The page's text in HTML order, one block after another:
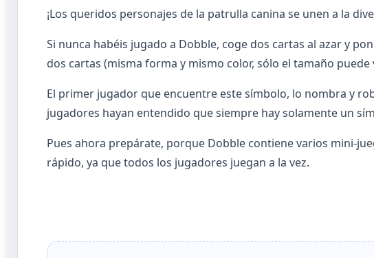
¡Los queridos personajes de la patrulla canina se unen a la
Si nunca habéis jugado a Dobble, coge dos cartas al azar y
dos cartas (misma forma y mismo color, sólo el tamaño puede
El primer jugador que encuentre este símbolo, lo nombra y
jugadores hayan entendido que siempre hay solamente un
Pues ahora prepárate, porque Dobble contiene varios mini-
rápido, ya que todos los jugadores juegan a la vez.